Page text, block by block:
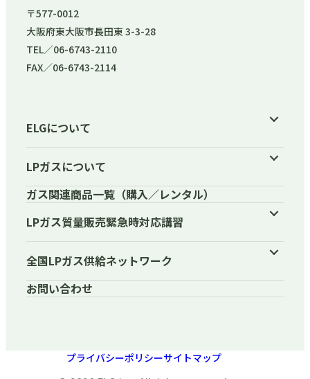
〒577-0012
大阪府東大阪市長田東 3-3-28
TEL／06-6743-2110
FAX／06-6743-2114
ELGについて
LPガスについて
ガス関連商品一覧（購入／レンタル）
LPガス質量販売緊急時対応講習
全国LPガス供給ネットワーク
お問い合わせ
プライバシーポリシーサイトマップ